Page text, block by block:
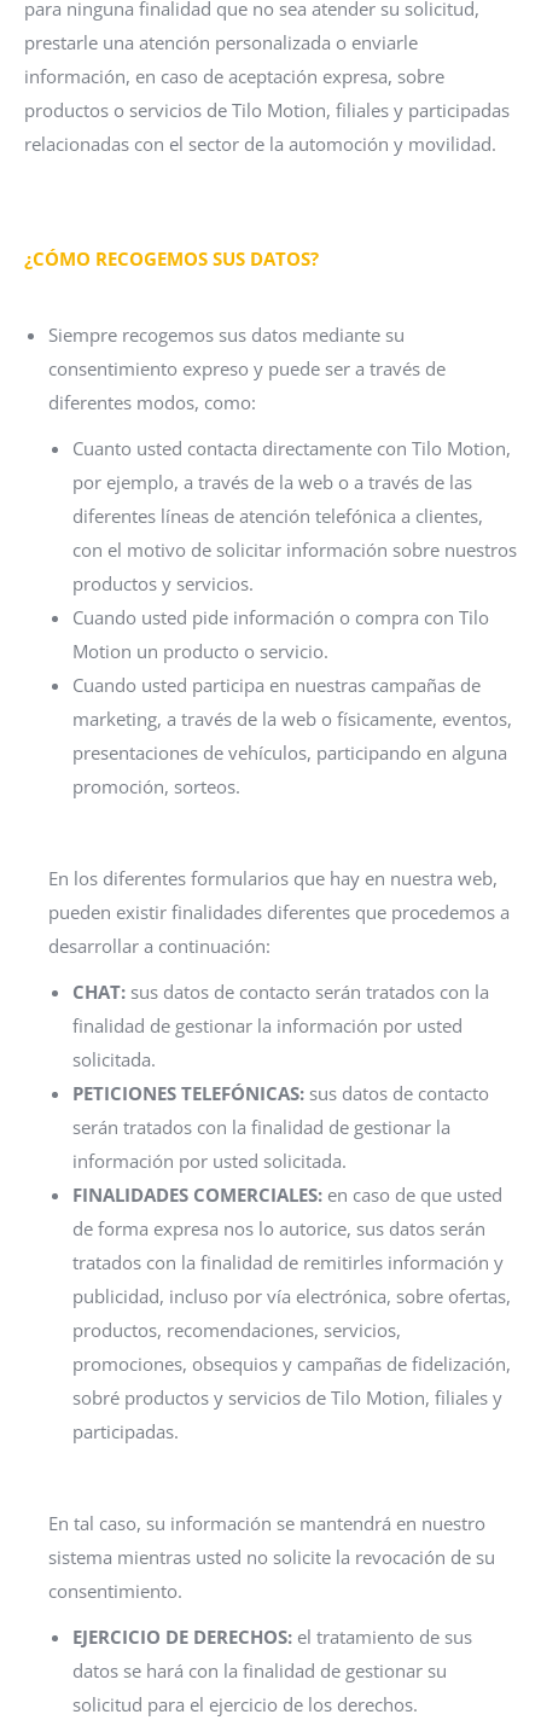
para ninguna finalidad que no sea atender su solicitud,
prestarle una atención personalizada o enviarle
información, en caso de aceptación expresa, sobre
productos o servicios de Tilo Motion, filiales y participadas
relacionadas con el sector de la automoción y movilidad.
¿CÓMO RECOGEMOS SUS DATOS?
Siempre recogemos sus datos mediante su
consentimiento expreso y puede ser a través de
diferentes modos, como:
Cuanto usted contacta directamente con Tilo Motion,
por ejemplo, a través de la web o a través de las
diferentes líneas de atención telefónica a clientes,
con el motivo de solicitar información sobre nuestros
productos y servicios.
Cuando usted pide información o compra con Tilo
Motion un producto o servicio.
Cuando usted participa en nuestras campañas de
marketing, a través de la web o físicamente, eventos,
presentaciones de vehículos, participando en alguna
promoción, sorteos.
En los diferentes formularios que hay en nuestra web,
pueden existir finalidades diferentes que procedemos a
desarrollar a continuación:
CHAT: sus datos de contacto serán tratados con la
finalidad de gestionar la información por usted
solicitada.
PETICIONES TELEFÓNICAS: sus datos de contacto
serán tratados con la finalidad de gestionar la
información por usted solicitada.
FINALIDADES COMERCIALES: en caso de que usted
de forma expresa nos lo autorice, sus datos serán
tratados con la finalidad de remitirles información y
publicidad, incluso por vía electrónica, sobre ofertas,
productos, recomendaciones, servicios,
promociones, obsequios y campañas de fidelización,
sobré productos y servicios de Tilo Motion, filiales y
participadas.
En tal caso, su información se mantendrá en nuestro
sistema mientras usted no solicite la revocación de su
consentimiento.
EJERCICIO DE DERECHOS: el tratamiento de sus
datos se hará con la finalidad de gestionar su
solicitud para el ejercicio de los derechos.